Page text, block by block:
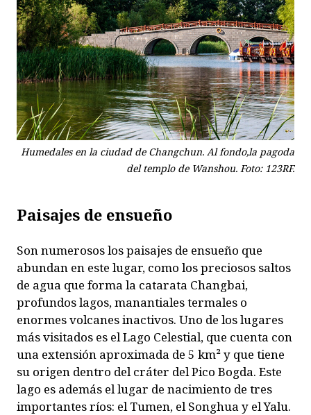
Humedales en la ciudad de Changchun. Al fondo,la pagoda
del templo de Wanshou. Foto: 123RF.
Paisajes de ensueño
Son numerosos los paisajes de ensueño que
abundan en este lugar, como los preciosos saltos
de agua que forma la catarata Changbai,
profundos lagos, manantiales termales o
enormes volcanes inactivos. Uno de los lugares
más visitados es el Lago Celestial, que cuenta con
una extensión aproximada de 5 km² y que tiene
su origen dentro del cráter del Pico Bogda. Este
lago es además el lugar de nacimiento de tres
importantes ríos: el Tumen, el Songhua y el Yalu.